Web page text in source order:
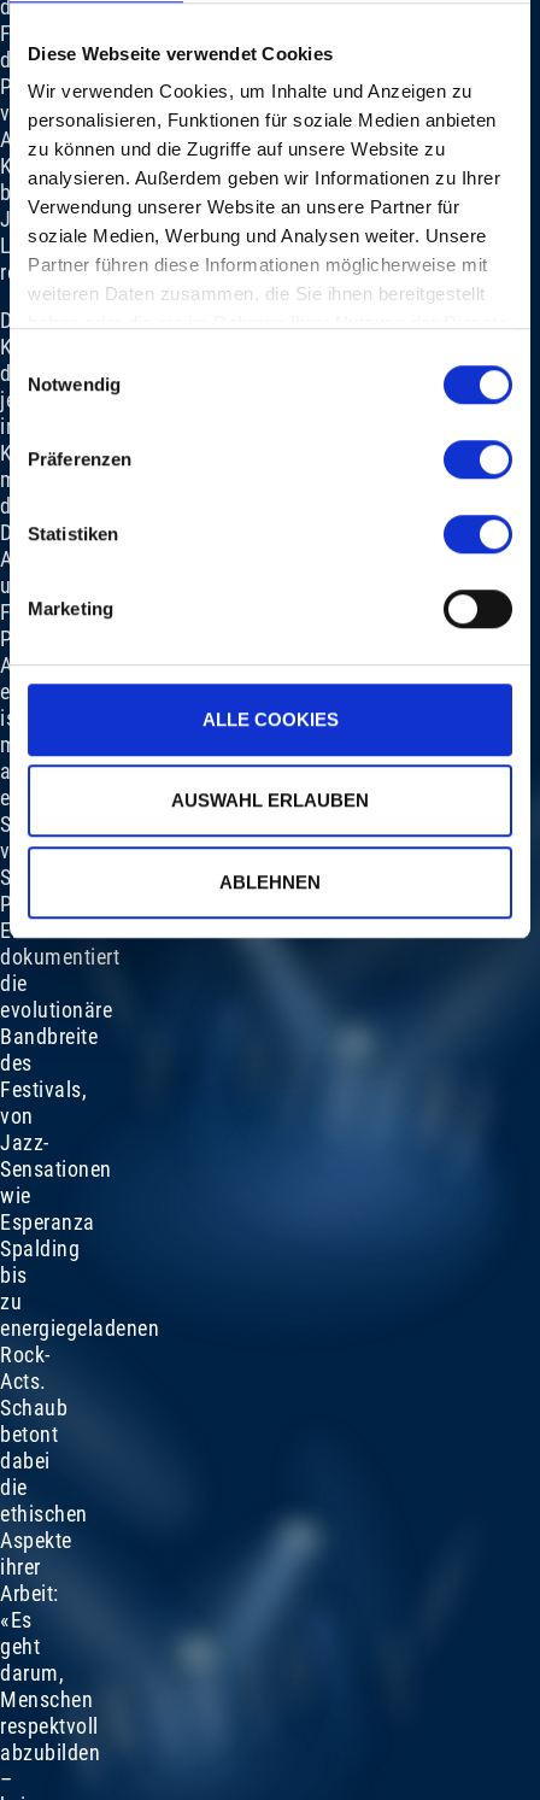
Diese Webseite verwendet Cookies
Wir verwenden Cookies, um Inhalte und Anzeigen zu
personalisieren, Funktionen für soziale Medien anbieten
zu können und die Zugriffe auf unsere Website zu
analysieren. Außerdem geben wir Informationen zu Ihrer
Verwendung unserer Website an unsere Partner für
soziale Medien, Werbung und Analysen weiter. Unsere
Partner führen diese Informationen möglicherweise mit
weiteren Daten zusammen, die Sie ihnen bereitgestellt
Einwilligungsauswahl
Notwendig
Präferenzen
Statistiken
Marketing
ALLE COOKIES
AUSWAHL ERLAUBEN
ABLEHNEN
die
Fotografin,
deren
Portfolio
von
Alicia
Keys
bis
John
Legend
reicht.
Der
Kalender,
der
jeweils
in
Kooperation
mit
der
Druckerei Birkhäuser+GBC
AG
und
Fischer
Papier
AG
entsteht,
ist
mehr
als
eine
Sammlung
von
Star-
Porträts.
Er
dokumentiert
die
evolutionäre
Bandbreite
des
Festivals,
von
Jazz-
Sensationen
wie
Esperanza
Spalding
bis
zu
energiegeladenen
Rock-
Acts.
Schaub
betont
dabei
die
ethischen
Aspekte
ihrer
Arbeit:
«Es
geht
darum,
Menschen
respektvoll
abzubilden
–
CREDITS